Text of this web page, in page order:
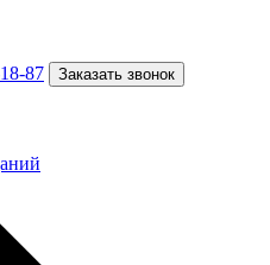
87 Заказать звонок